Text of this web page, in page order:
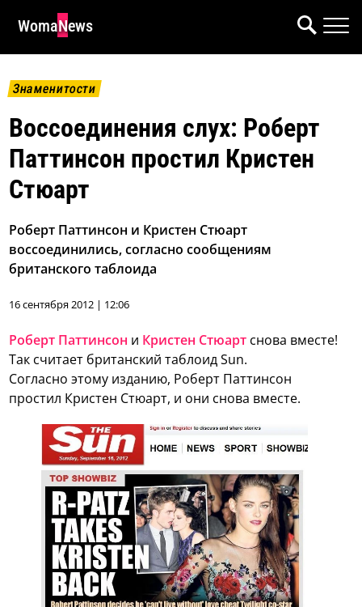
WomaNews
Знаменитости
Воссоединения слух: Роберт
Паттинсон простил Кристен
Стюарт
Роберт Паттинсон и Кристен Стюарт
воссоединились, согласно сообщениям
британского таблоида
16 сентября 2012 | 12:06
Роберт Паттинсон и Кристен Стюарт снова вместе!
Так считает британский таблоид Sun.
Согласно этому изданию, Роберт Паттинсон
простил Кристен Стюарт, и они снова вместе.